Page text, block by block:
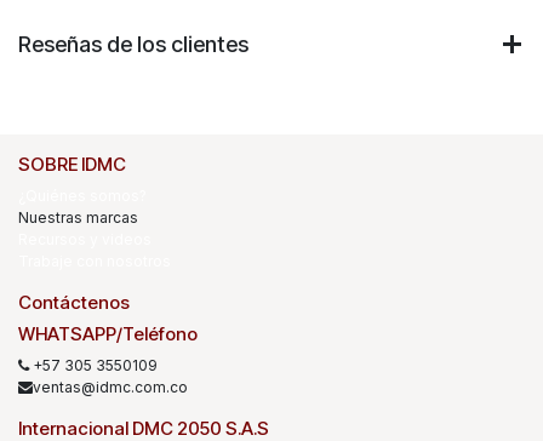
Reseñas de los clientes
SOBRE IDMC
Nuestras marcas
Contáctenos
WHATSAPP/Teléfono
+57 305 3550109
ventas@idmc.com.co
Internacional DMC 2050 S.A.S